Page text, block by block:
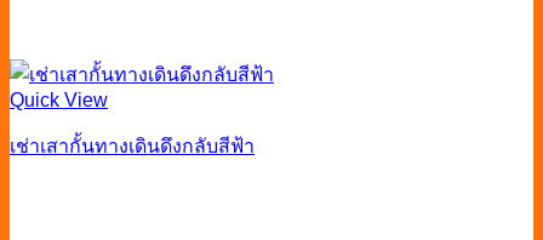
Quick View
เช่าเสากั้นทางเดินดึงกลับสีฟ้า